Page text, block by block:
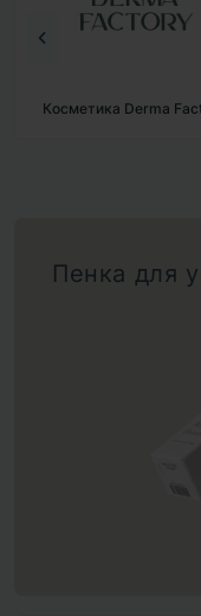
Косметика la
Пенка для